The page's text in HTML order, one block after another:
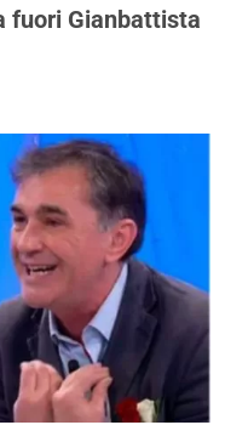
fuori Gianbattista